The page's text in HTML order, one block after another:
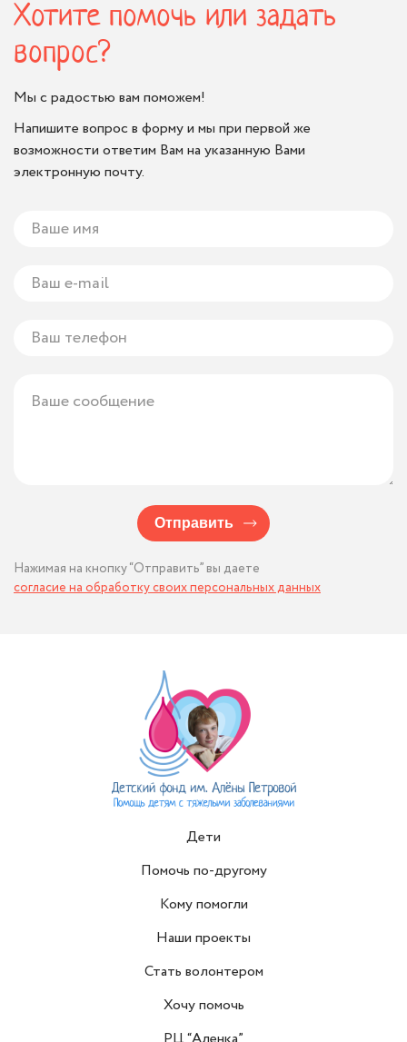
Хотите помочь или задать
вопрос?
Мы с радостью вам поможем!
Напишите вопрос в форму и мы при первой же
возможности ответим Вам на указанную Вами
электронную почту.
Отправить
Нажимая на кнопку “Отправить” вы даете
согласие на обработку своих персональных данных
Дети
Помочь по-другому
Кому помогли
Наши проекты
Стать волонтером
Хочу помочь